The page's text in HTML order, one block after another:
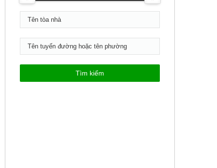
Giá từ $